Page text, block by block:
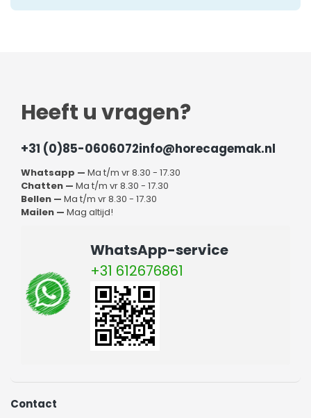
Heeft u vragen?
+31 (0)85-0606072info@horecagemak.nl
Whatsapp — Ma t/m vr 8.30 - 17.30
Chatten — Ma t/m vr 8.30 - 17.30
Bellen — Ma t/m vr 8.30 - 17.30
Mailen — Mag altijd!
WhatsApp-service
+31 612676861
Contact